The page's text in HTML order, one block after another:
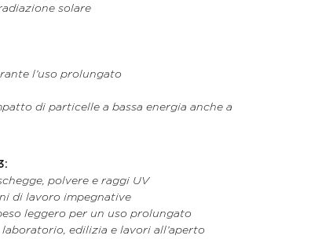
solare
l’uso prolungato
di particelle a bassa energia anche a
polvere e raggi UV
di lavoro impegnative
leggero per un uso prolungato
edilizia e lavori all’aperto